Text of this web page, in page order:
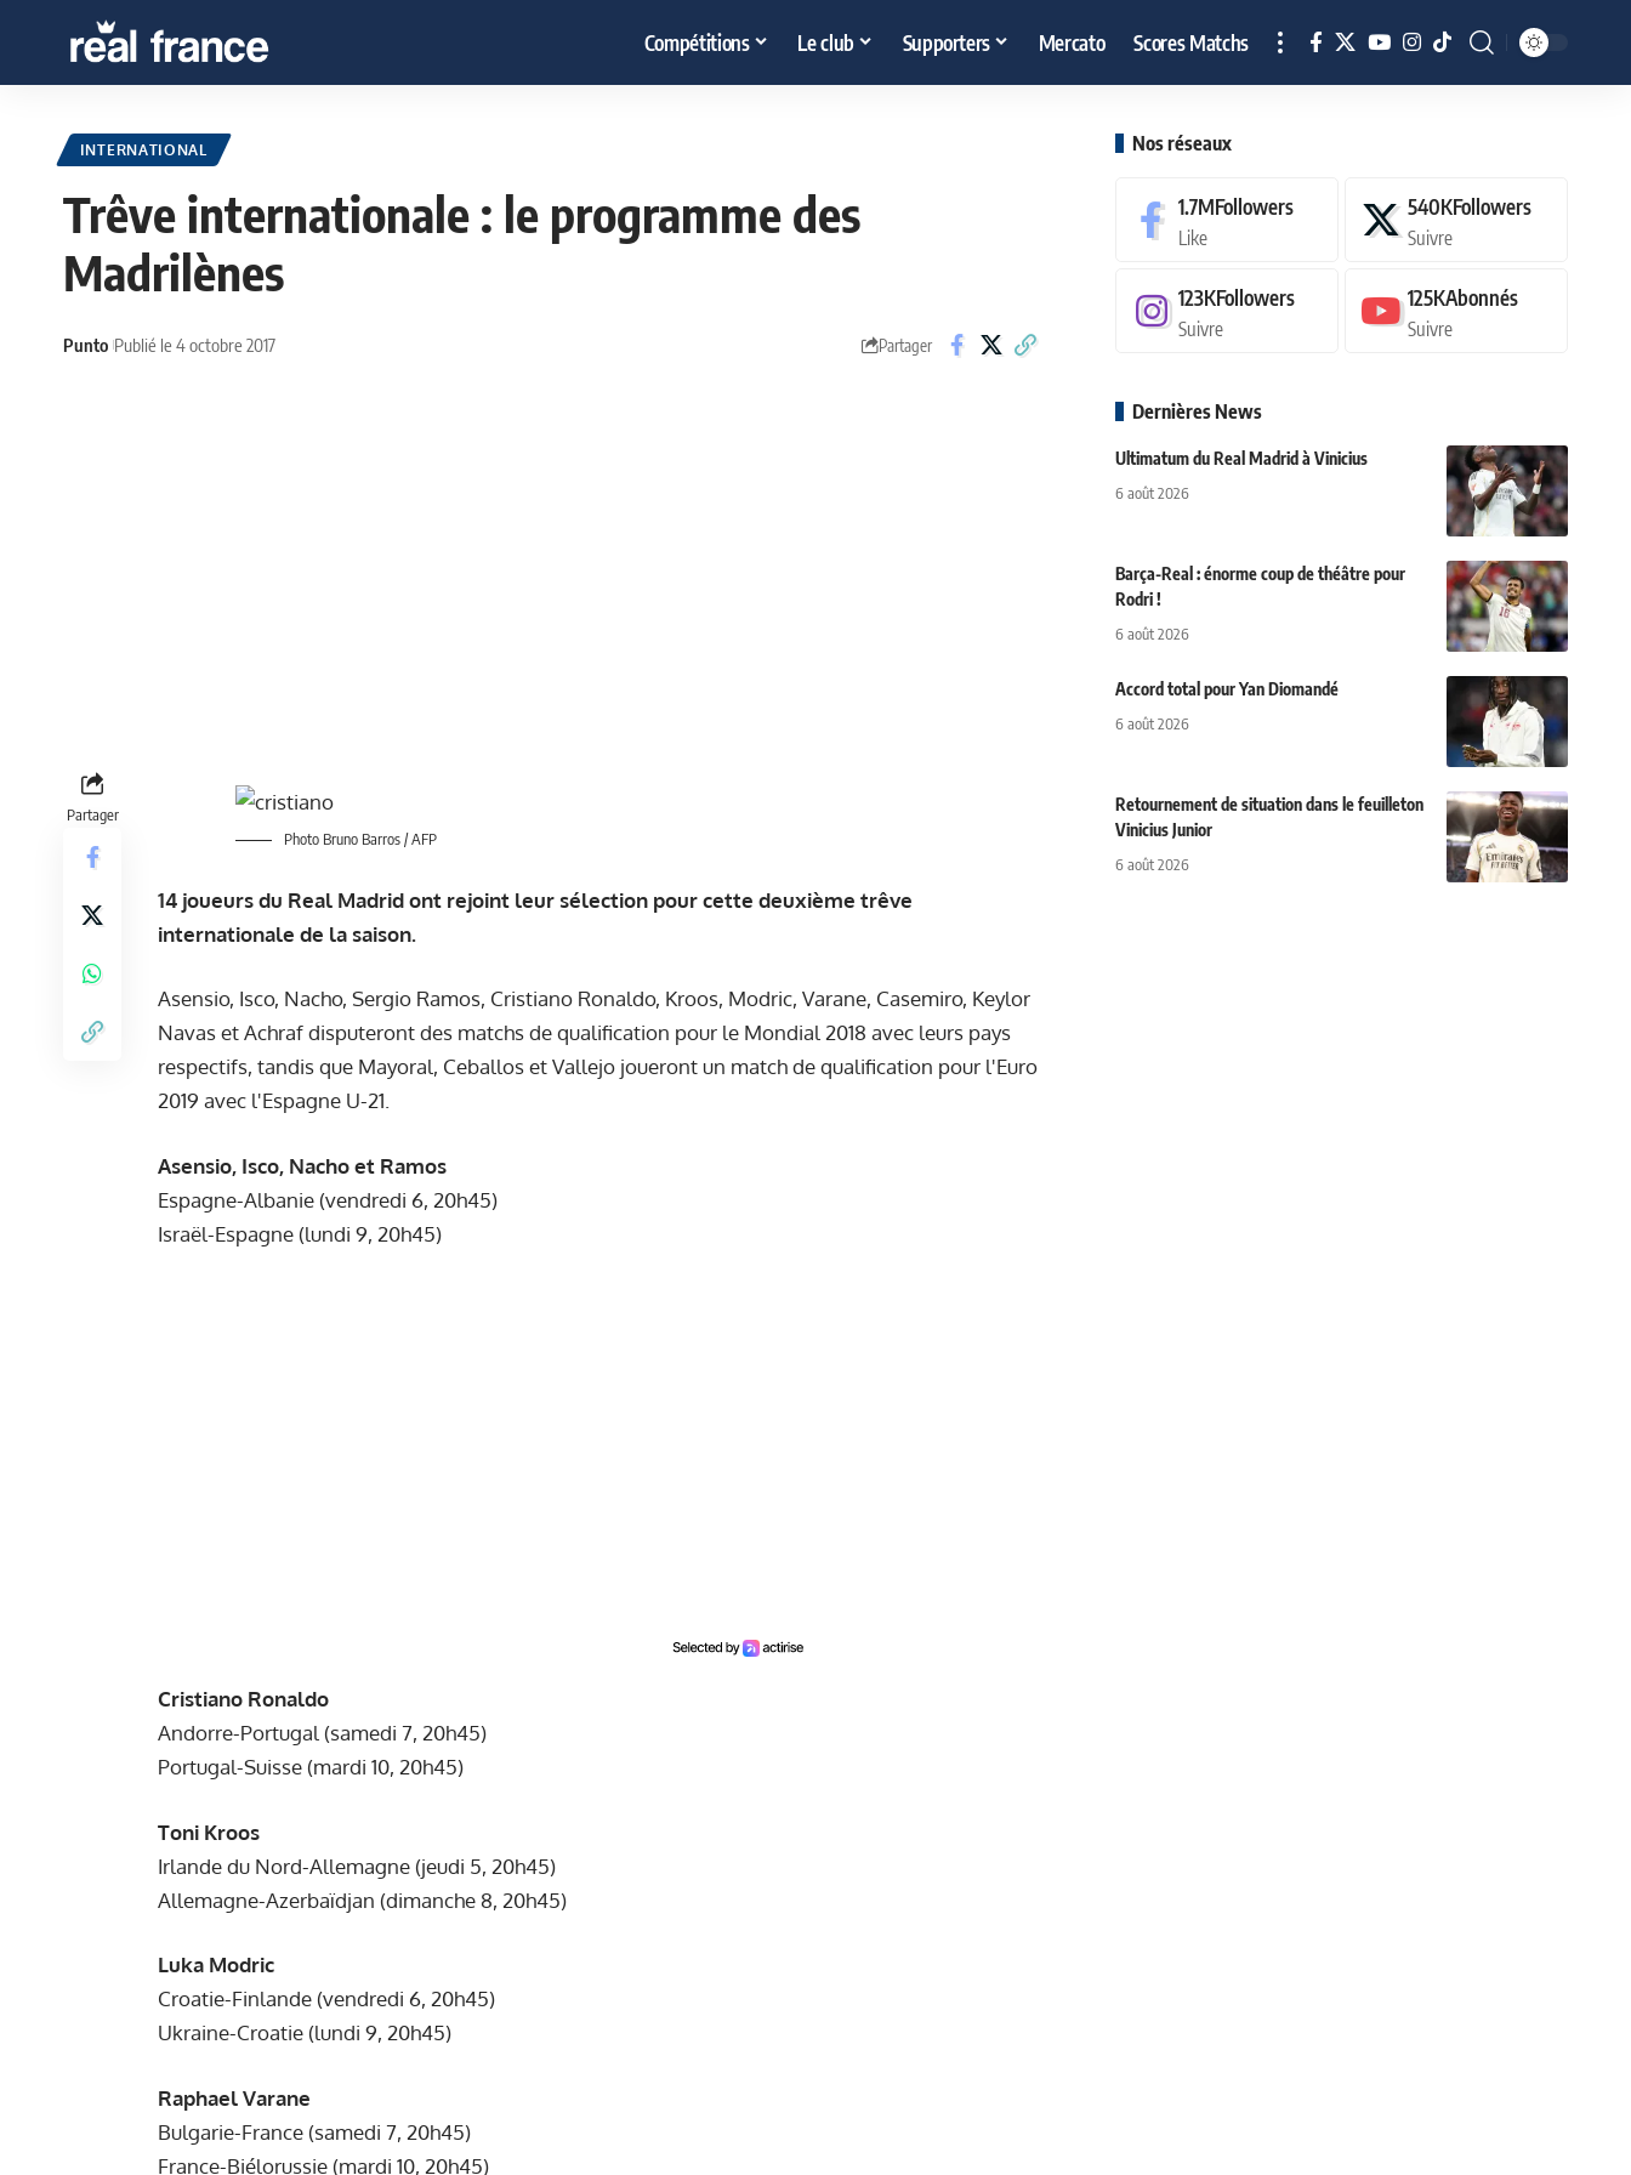
Compétitions Le club Supporters Mercato Scores Matchs
INTERNATIONAL
Trêve internationale : le programme des
Madrilènes
Punto Publié le 4 octobre 2017 Partager
Partager
Photo Bruno Barros / AFP
14 joueurs du Real Madrid ont rejoint leur sélection pour cette deuxième trêve
internationale de la saison.
Asensio, Isco, Nacho, Sergio Ramos, Cristiano Ronaldo, Kroos, Modric, Varane, Casemiro, Keylor
Navas et Achraf disputeront des matchs de qualification pour le Mondial 2018 avec leurs pays
respectifs, tandis que Mayoral, Ceballos et Vallejo joueront un match de qualification pour l'Euro
2019 avec l'Espagne U-21.
Asensio, Isco, Nacho et Ramos
Espagne-Albanie (vendredi 6, 20h45)
Israël-Espagne (lundi 9, 20h45)
Cristiano Ronaldo
Andorre-Portugal (samedi 7, 20h45)
Portugal-Suisse (mardi 10, 20h45)
Toni Kroos
Irlande du Nord-Allemagne (jeudi 5, 20h45)
Allemagne-Azerbaïdjan (dimanche 8, 20h45)
Luka Modric
Croatie-Finlande (vendredi 6, 20h45)
Ukraine-Croatie (lundi 9, 20h45)
Raphael Varane
Bulgarie-France (samedi 7, 20h45)
France-Biélorussie (mardi 10, 20h45)
Nos réseaux
1.7MFollowers
Like
540KFollowers
Suivre
123KFollowers
Suivre
125KAbonnés
Suivre
Dernières News
Ultimatum du Real Madrid à Vinicius
6 août 2026
Barça-Real : énorme coup de théâtre pour
Rodri !
6 août 2026
Accord total pour Yan Diomandé
6 août 2026
Retournement de situation dans le feuilleton
Vinicius Junior
6 août 2026